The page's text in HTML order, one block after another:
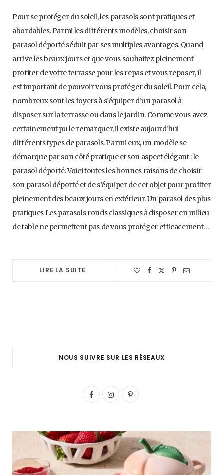
Pour se protéger du soleil, les parasols sont pratiques et
abordables. Parmi les différents modèles, choisir son
parasol déporté séduit par ses multiples avantages. Quand
arrive les beaux jours et que vous souhaitez pleinement
profiter de votre terrasse pour les repas et vous reposer, il
est important de pouvoir vous protéger du soleil. Pour cela,
nombreux sont les foyers à s’équiper d’un parasol à
disposer sur la terrasse ou dans le jardin. Comme vous avez
certainement pu le remarquer, il existe aujourd’hui
différents types de parasols. Parmi eux, un modèle se
démarque par son côté pratique et son aspect élégant : le
parasol déporté. Voici toutes les bonnes raisons de choisir
son parasol déporté et de s’équiper de cet objet pour profiter
pleinement des beaux jours en extérieur. Un parasol des plus
pratiques Les parasols ronds classiques à disposer en milieu
de table ne permettent pas de vous protéger efficacement…
LIRE LA SUITE
NOUS SUIVRE SUR LES RÉSEAUX
F
e
b
I
t
a
P
t